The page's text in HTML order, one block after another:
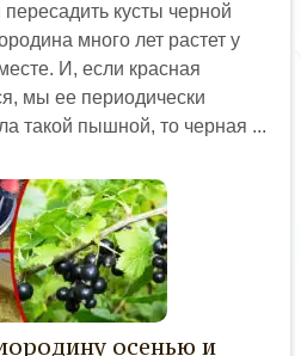
кусты черной
много лет растет у
И, если красная
мы ее периодически
такой пышной, то черная ...
осенью и